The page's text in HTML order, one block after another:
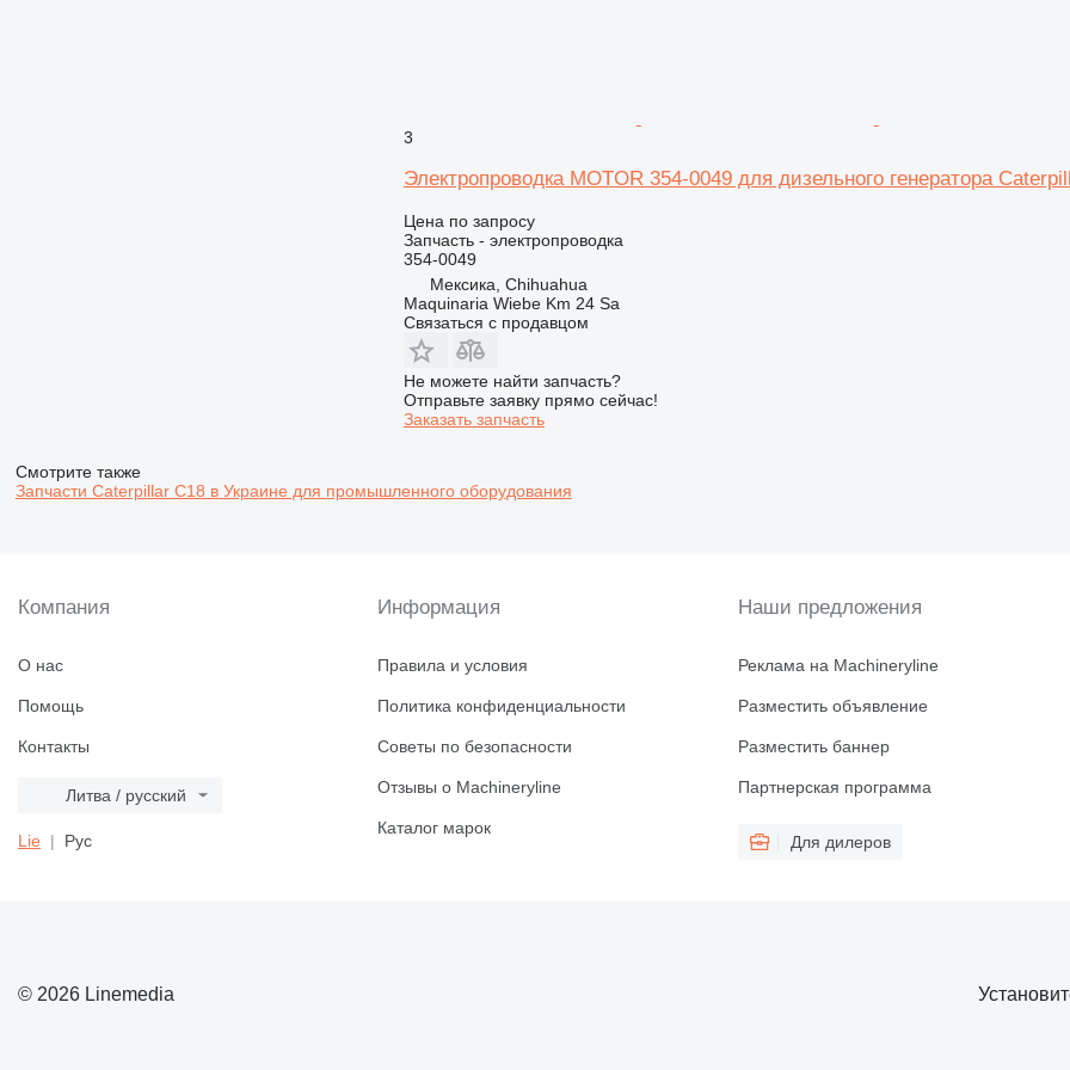
3
Электропроводка MOTOR 354-0049 для дизельного генератора
Цена по запросу
Запчасть - электропроводка
354-0049
Мексика, Chihuahua
Maquinaria Wiebe Km 24 Sa
Связаться с продавцом
Не можете найти запчасть?
Отправьте заявку прямо сейчас!
Заказать запчасть
Смотрите также
Запчасти Caterpillar C18 в Украине для промышленного оборудования
Компания
О нас
Помощь
Контакты
Литва / русский
Lie Рус
Информация
Правила и условия
Политика конфиденциальности
Советы по безопасности
Отзывы о Machineryline
Каталог марок
Наши предложения
Реклама на Machineryline
Разместить объявление
Разместить баннер
Партнерская программа
Для дилеров
© 2026 Linemedia